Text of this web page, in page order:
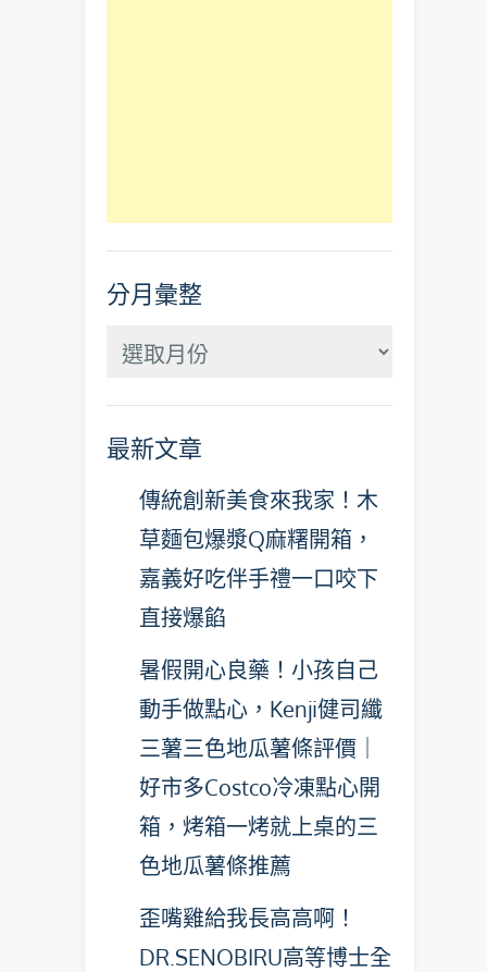
分月彙整
分
整
最新文章
傳統創新美食來我家！木
草麵包爆漿Q麻糬開箱，
嘉義好吃伴手禮一口咬下
直接爆餡
暑假開心良藥！小孩自己
動手做點心，Kenji健司纖
三薯三色地瓜薯條評價｜
好市多Costco冷凍點心開
箱，烤箱一烤就上桌的三
色地瓜薯條推薦
歪嘴雞給我長高高啊！
DR.SENOBIRU高等博士全